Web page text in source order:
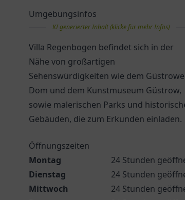
Umgebungsinfos
KI generierter Inhalt (klicke für mehr Infos)
Villa Regenbogen befindet sich in der
Nähe von großartigen
Sehenswürdigkeiten wie dem
Dom und dem Kunstmuseum Güstrow,
sowie malerischen Parks und
Gebäuden, die zum Erkunden einladen.
Öffnungszeiten
Montag
24 Stunden
Dienstag
24 Stunden
Mittwoch
24 Stunden